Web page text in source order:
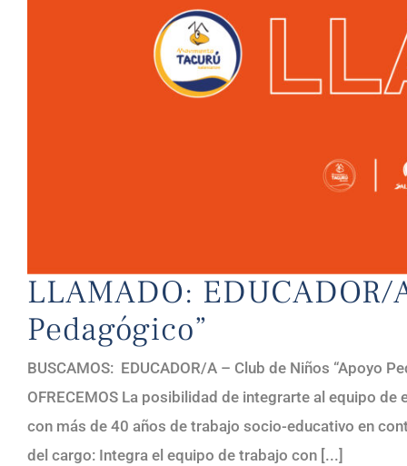
LLAMADO:
Pedagógico”
BUSCAMOS: EDUCADOR/A – Club de Niños “Apoyo
OFRECEMOS La posibilidad de integrarte al equipo
con más de 40 años de trabajo socio-educativo en
del cargo: Integra el equipo de trabajo con [...]